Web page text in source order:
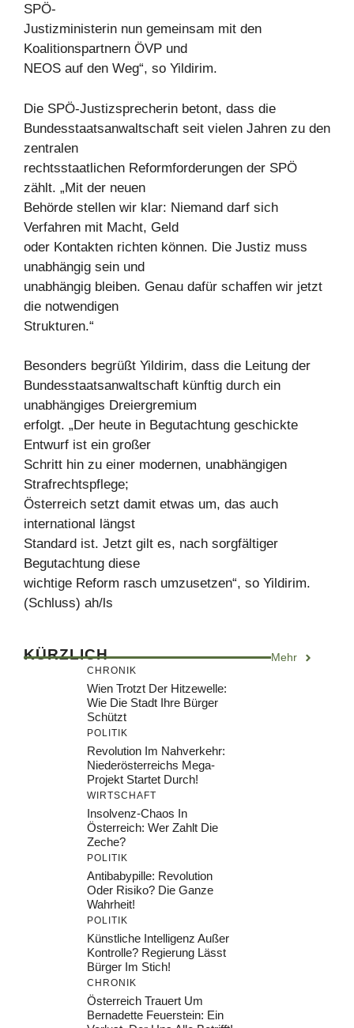
SPÖ-
Justizministerin nun gemeinsam mit den
Koalitionspartnern ÖVP und
NEOS auf den Weg“, so Yildirim.
Die SPÖ-Justizsprecherin betont, dass die
Bundesstaatsanwaltschaft seit vielen Jahren zu den
zentralen
rechtsstaatlichen Reformforderungen der SPÖ
zählt. „Mit der neuen
Behörde stellen wir klar: Niemand darf sich
Verfahren mit Macht, Geld
oder Kontakten richten können. Die Justiz muss
unabhängig sein und
unabhängig bleiben. Genau dafür schaffen wir jetzt
die notwendigen
Strukturen.“
Besonders begrüßt Yildirim, dass die Leitung der
Bundesstaatsanwaltschaft künftig durch ein
unabhängiges Dreiergremium
erfolgt. „Der heute in Begutachtung geschickte
Entwurf ist ein großer
Schritt hin zu einer modernen, unabhängigen
Strafrechtspflege;
Österreich setzt damit etwas um, das auch
international längst
Standard ist. Jetzt gilt es, nach sorgfältiger
Begutachtung diese
wichtige Reform rasch umzusetzen“, so Yildirim.
(Schluss) ah/ls
KÜRZLICH Mehr
CHRONIK
Wien Trotzt Der Hitzewelle:
Wie Die Stadt Ihre Bürger
Schützt
POLITIK
Revolution Im Nahverkehr:
Niederösterreichs Mega-
Projekt Startet Durch!
WIRTSCHAFT
Insolvenz-Chaos In
Österreich: Wer Zahlt Die
Zeche?
POLITIK
Antibabypille: Revolution
Oder Risiko? Die Ganze
Wahrheit!
POLITIK
Künstliche Intelligenz Außer
Kontrolle? Regierung Lässt
Bürger Im Stich!
CHRONIK
Österreich Trauert Um
Bernadette Feuerstein: Ein